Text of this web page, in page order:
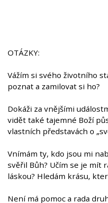
OTÁZKY:
Vážím si svého životního
poznat a zamilovat si ho?
Dokáži za vnějšími
vidět také tajemné Boží
vlastních představách o
Vnímám ty, kdo jsou mi
svěřil Bůh? Učím se je mít
láskou? Hledám krásu,
Není má pomoc a rada